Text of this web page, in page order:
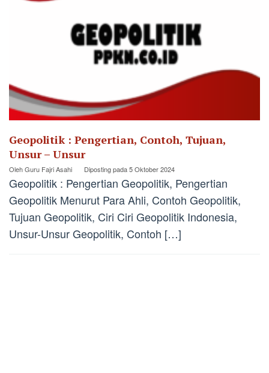
Geopolitik : Pengertian, Contoh, Tujuan,
Unsur – Unsur
OlehGuru Fajri Asahi Diposting pada5 Oktober 2024
Geopolitik : Pengertian Geopolitik, Pengertian
Geopolitik Menurut Para Ahli, Contoh Geopolitik,
Tujuan Geopolitik, Ciri Ciri Geopolitik Indonesia,
Unsur-Unsur Geopolitik, Contoh […]